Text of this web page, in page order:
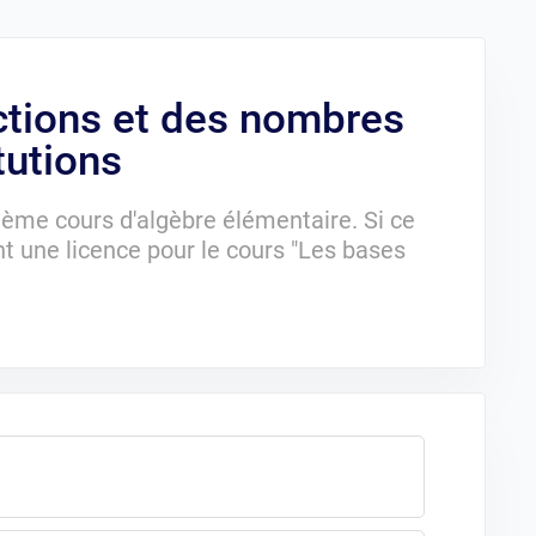
et des nombres
cours d'algèbre élémentaire. Si ce
une licence pour le cours "Les bases